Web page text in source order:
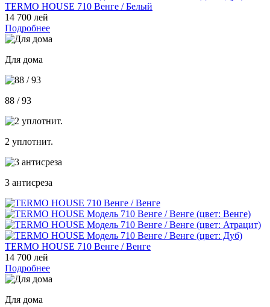
TERMO HOUSE 710 Венге / Белый
14 700 лей
Подробнее
Для дома
88 / 93
2 уплотнит.
3 антисреза
TERMO HOUSE 710 Венге / Венге
14 700 лей
Подробнее
Для дома